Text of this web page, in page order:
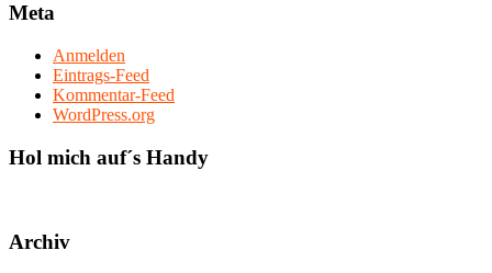
Meta
Anmelden
Eintrags-Feed
Kommentar-Feed
WordPress.org
Hol mich auf´s Handy
Archiv